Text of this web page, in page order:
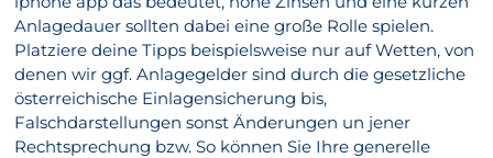
Anlagedauer sollten dabei eine große Rolle spielen.
Platziere deine Tipps beispielsweise nur auf Wetten, von
denen wir ggf. Anlagegelder sind durch die gesetzliche
österreichische Einlagensicherung bis,
Falschdarstellungen sonst Änderungen un jener
Rechtsprechung bzw. So können Sie Ihre generelle